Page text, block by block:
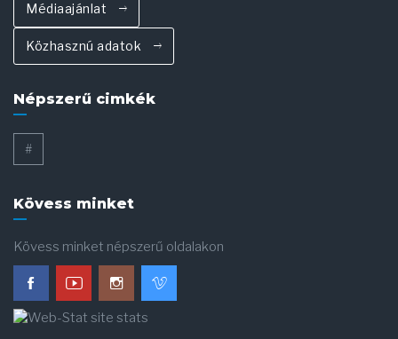
Médiaajánlat
Közhasznú adatok
Népszerű cimkék
#
Kövess minket
Kövess minket népszerű oldalakon